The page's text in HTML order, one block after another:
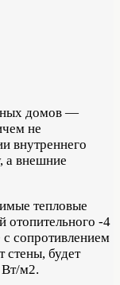
домов —
не
внутреннего
а внешние
тепловые
отопительного -4
сопротивлением
стены, будет
Вт/м2.